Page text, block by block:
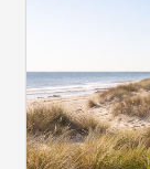
sprzyja
dobrym
solą […]